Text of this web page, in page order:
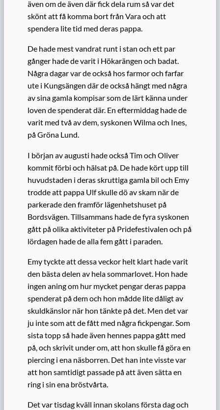
även om de även där fick dela rum så var det
skönt att få komma bort från Vara och att
spendera lite tid med deras pappa.
De hade mest vandrat runt i stan och ett par
gånger hade de varit i Hökarängen och badat.
Några dagar var de också hos farmor och farfar
ute i Kungsängen där de också hängt med några
av sina gamla kompisar som de lärt känna under
loven de spenderat där. En eftermiddag hade de
varit med två av dem, syskonen Wilma och Ines,
på Gröna Lund.
I början av augusti hade också Tim och Oliver
kommit förbi och hälsat på. De hade kört upp till
huvudstaden i deras skruttiga gamla bil och Emy
trodde att pappa Ulf skulle dö av skam när de
parkerade den framför lägenhetshuset på
Bordsvägen. Tillsammans hade de fyra syskonen
gått på olika aktiviteter på Pridefestivalen och på
lördagen hade de alla fem gått i paraden.
Emy tyckte att dessa veckor helt klart hade varit
den bästa delen av hela sommarlovet. Hon hade
ingen aning om hur mycket pengar deras pappa
spenderat på dem och hon mådde lite dåligt av
skuldkänslor när hon tänkte på det. Men det var
ju inte som att de fått med några fickpengar. Som
sista topp så hade även hennes pappa gått med
på, och skrivit under om, att hon skulle få göra en
piercing i ena näsborren. Det han inte visste var
att hon samtidigt passade på att även sätta en
ring i sin ena bröstvårta.
Det var tisdag kväll innan skolans första dag och